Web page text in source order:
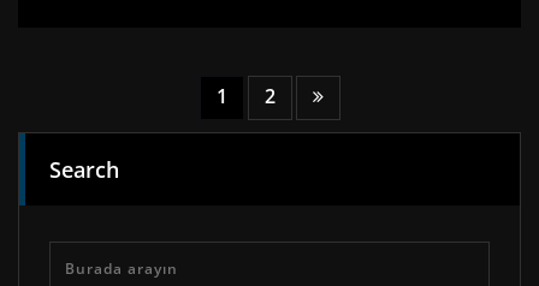
sayfalaması
1 2
Search